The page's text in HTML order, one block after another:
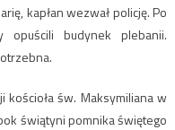
kapłan wezwał policję. Po
opuścili budynek plebanii.
św. Maksymiliana w
świątyni pomnika świętego